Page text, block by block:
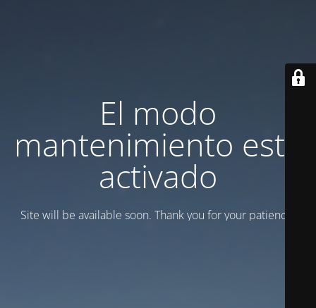
El modo
mantenimiento está
activado
Site will be available soon. Thank you for your patience!